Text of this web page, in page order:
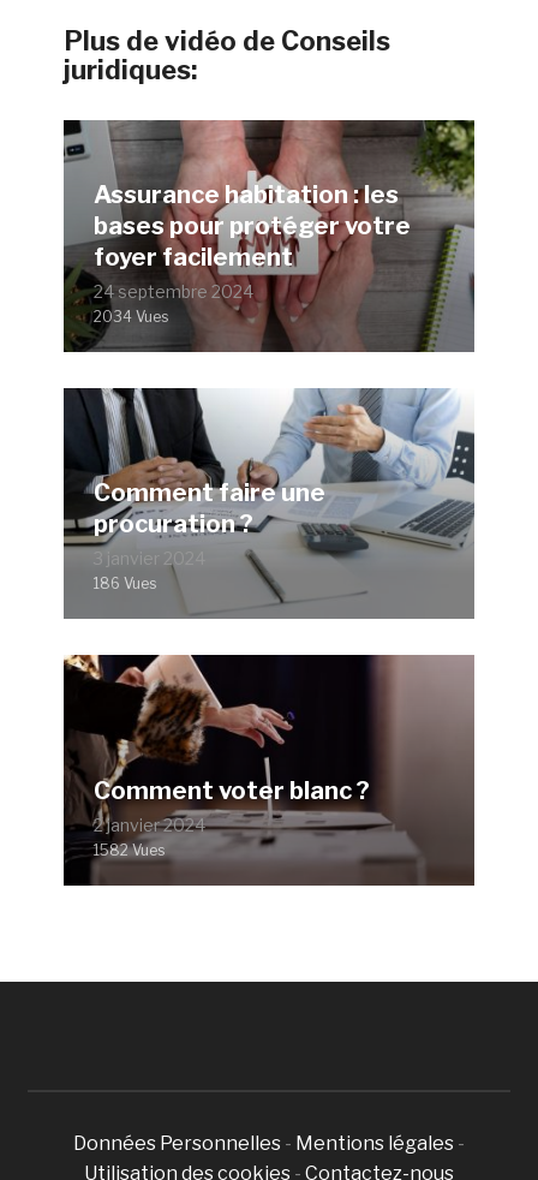
Plus de vidéo de Conseils
juridiques:
Assurance habitation : les
bases pour protéger votre
foyer facilement
24 septembre 2024
2034 Vues
Comment faire une
procuration ?
3 janvier 2024
186 Vues
Comment voter blanc ?
2 janvier 2024
1582 Vues
Données Personnelles - Mentions légales -
Utilisation des cookies - Contactez-nous